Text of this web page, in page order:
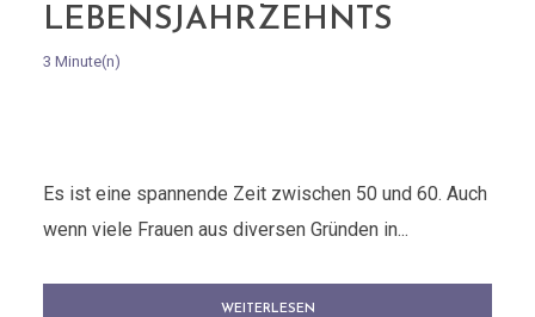
LEBENSJAHRZEHNTS
3 Minute(n)
Es ist eine spannende Zeit zwischen 50 und 60. Auch
wenn viele Frauen aus diversen Gründen in...
WEITERLESEN